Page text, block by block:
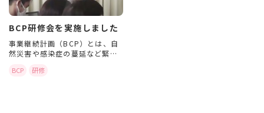
BCP研修会を実施しました
事業継続計画（BCP）とは、自
然災害や感染症の蔓延など緊急
の確保や早期復旧のための対策
BCP 研修